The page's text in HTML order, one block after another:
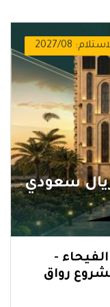
2027/08
-
رواق